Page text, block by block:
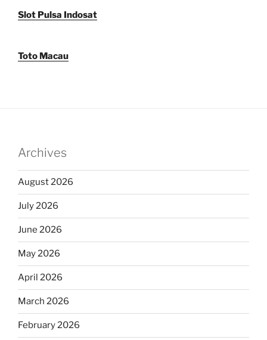
Slot Pulsa Indosat
Toto Macau
Archives
August 2026
July 2026
June 2026
May 2026
April 2026
March 2026
February 2026